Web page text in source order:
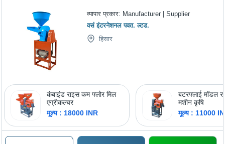
व्यापार प्रकार: Manufacturer | Supplier
वसं इंटरनेशनल पवत. ल्टड.
हिसार
कंबाइंड राइस कम फ्लोर मिल
एग्रीकल्चर
मूल्य : 18000 INR
बटरफ्लाई मॉडल
मशीन कृषि
मूल्य : 11000